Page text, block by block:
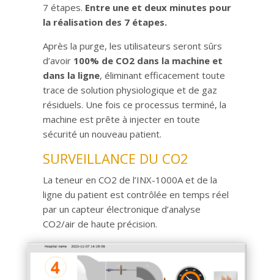
7 étapes. Entre une et deux minutes pour
la réalisation des 7 étapes.
Après la purge, les utilisateurs seront sûrs
d’avoir 100% de CO2 dans la machine et
dans la ligne, éliminant efficacement toute
trace de solution physiologique et de gaz
résiduels. Une fois ce processus terminé, la
machine est prête à injecter en toute
sécurité un nouveau patient.
SURVEILLANCE DU CO2
La teneur en CO2 de l’INX-1000A et de la
ligne du patient est contrôlée en temps réel
par un capteur électronique d’analyse
CO2/air de haute précision.